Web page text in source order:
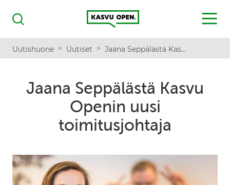
Haku
Kasvu Open
MENU
Uutishuone > Uutiset > Jaana Seppälästä Kasvu Openin uusi toimitusjohtaja
Jaana Seppälästä Kasvu
Openin uusi
toimitusjohtaja